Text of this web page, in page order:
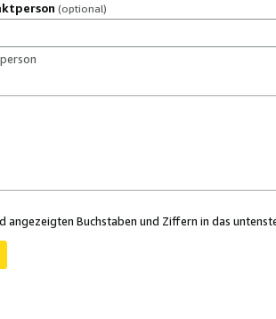
(optional)
angezeigten Buchstaben und Ziffern in das